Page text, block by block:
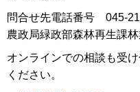
問合せ先電話番号 045-
農政局緑政部森林再生課
オンラインでの相談も受
ください。